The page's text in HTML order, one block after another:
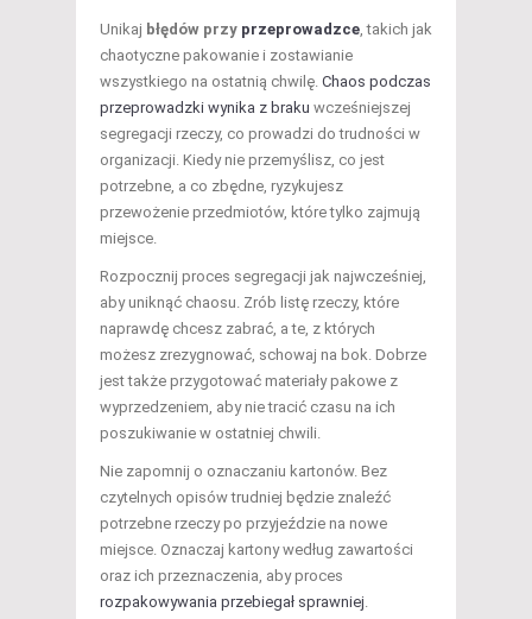
Unikaj błędów przy przeprowadzce, takich jak
chaotyczne pakowanie i zostawianie
wszystkiego na ostatnią chwilę. Chaos podczas
przeprowadzki wynika z braku wcześniejszej
segregacji rzeczy, co prowadzi do trudności w
organizacji. Kiedy nie przemyślisz, co jest
potrzebne, a co zbędne, ryzykujesz
przewożenie przedmiotów, które tylko zajmują
miejsce.
Rozpocznij proces segregacji jak najwcześniej,
aby uniknąć chaosu. Zrób listę rzeczy, które
naprawdę chcesz zabrać, a te, z których
możesz zrezygnować, schowaj na bok. Dobrze
jest także przygotować materiały pakowe z
wyprzedzeniem, aby nie tracić czasu na ich
poszukiwanie w ostatniej chwili.
Nie zapomnij o oznaczaniu kartonów. Bez
czytelnych opisów trudniej będzie znaleźć
potrzebne rzeczy po przyjeździe na nowe
miejsce. Oznaczaj kartony według zawartości
oraz ich przeznaczenia, aby proces
rozpakowywania przebiegał sprawniej.